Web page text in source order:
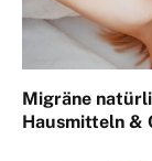
Migräne
Hausmitteln &